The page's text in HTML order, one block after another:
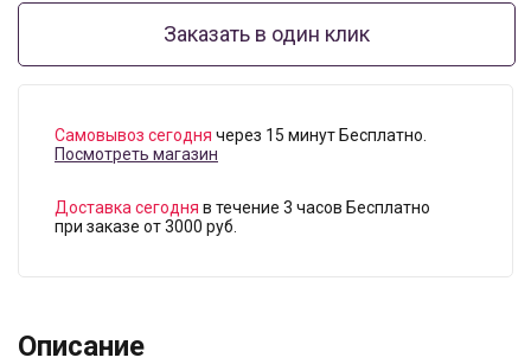
Заказать в один клик
Самовывоз сегодня через 15 минут Бесплатно.
Посмотреть магазин
Доставка сегодня в течение 3 часов Бесплатно
при заказе от 3000 руб.
Описание